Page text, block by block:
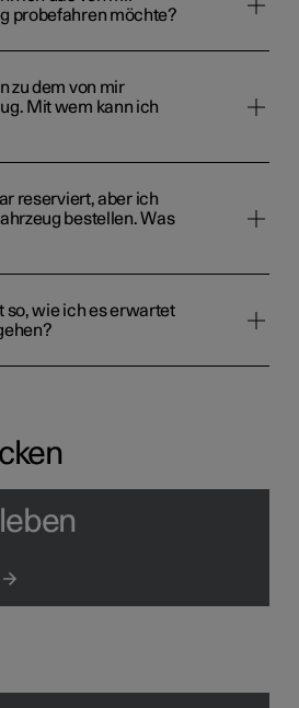
probefahren möchte?
zu dem von mir
Mit wem kann ich
reserviert, aber ich
bestellen. Was
so, wie ich es erwartet